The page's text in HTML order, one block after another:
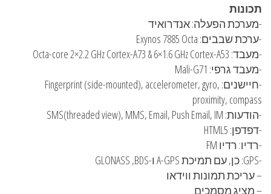
תכונות
-מערכת הפעלה: אנדרואיד
-ערכת שבבים: Exynos 7885 Octa
-מעבד: Octa-core 2×2.2 GHz Cortex-A73 & 6×1.6 GHz Cortex-A53
-מעבד גרפי: Mali-G71
-חיישנים: Fingerprint (side-mounted), accelerometer, gyro,
proximity, compass
-הודעות: SMS(threaded view), MMS, Email, Push Email, IM
-דפדפן: HTML5
-רדיו: רדיו FM
-GPS: כן, עם תמיכת A-GPS ו-GLONASS ,BDS
– עריכת תמונות ווידאו
– מציג מסמכים